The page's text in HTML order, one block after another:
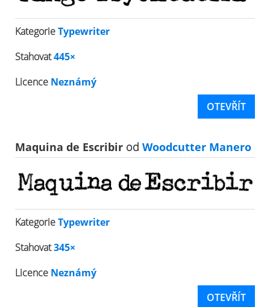
KategorieTypewriter
Stahovat445×
Licence Neznámý
OTEVŘÍT
Maquina de Escribir od Woodcutter Manero
KategorieTypewriter
Stahovat345×
Licence Neznámý
OTEVŘÍT